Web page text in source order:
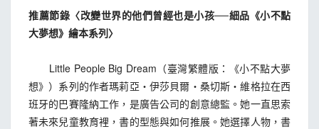
推薦節錄〈改變世界的他們曾經也是小孩──細品《小不點
大夢想》繪本系列〉
Little People Big Dream（臺灣繁體版：《小不點大夢
想》）系列的作者瑪莉亞・伊莎貝爾・桑切斯・維格拉在西
班牙的巴賽隆納工作，是廣告公司的創意總監。她一直思索
著未來兒童教育裡，書的型態與如何推展。她選擇人物，書